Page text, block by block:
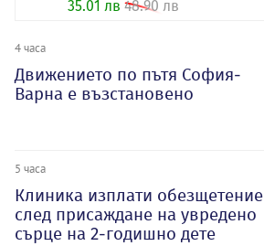
35.01 лв 48.90 лв
4 часа
Движението по пътя София-
Варна е възстановено
5 часа
Клиника изплати обезщетение
след присаждане на увредено
сърце на 2-годишно дете